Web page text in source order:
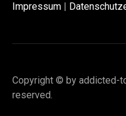
Impressum |
Copyright © by addicted-
reserved.